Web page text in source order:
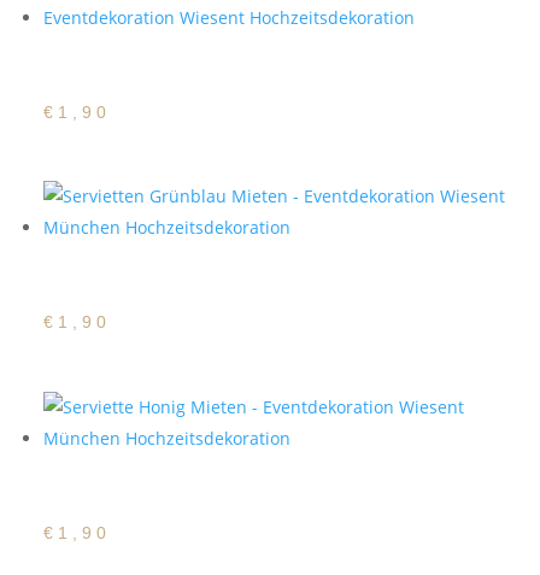
€ 1,90
€ 1,90
€ 1,90